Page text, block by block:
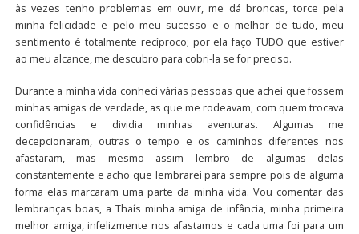
às vezes tenho problemas em ouvir, me dá broncas, torce pela
minha felicidade e pelo meu sucesso e o melhor de tudo, meu
sentimento é totalmente recíproco; por ela faço TUDO que estiver
ao meu alcance, me descubro para cobri-la se for preciso.
Durante a minha vida conheci várias pessoas que achei que fossem
minhas amigas de verdade, as que me rodeavam, com quem trocava
confidências e dividia minhas aventuras. Algumas me
decepcionaram, outras o tempo e os caminhos diferentes nos
afastaram, mas mesmo assim lembro de algumas delas
constantemente e acho que lembrarei para sempre pois de alguma
forma elas marcaram uma parte da minha vida. Vou comentar das
lembranças boas, a Thaís minha amiga de infância, minha primeira
melhor amiga, infelizmente nos afastamos e cada uma foi para um